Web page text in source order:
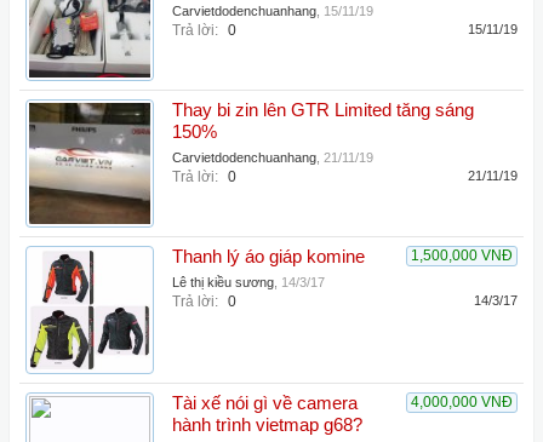
Carvietdodenchuanhang 15/11/19
Trả lời: 0 15/11/19
Thay bi zin lên GTR Limited tăng sáng
150%
Carvietdodenchuanhang 21/11/19
Trả lời: 0 21/11/19
1,500,000 VNĐ
Thanh lý áo giáp komine
Lê thị kiều sương 14/3/17
Trả lời: 0 14/3/17
4,000,000 VNĐ
Tài xế nói gì về camera
hành trình vietmap g68?